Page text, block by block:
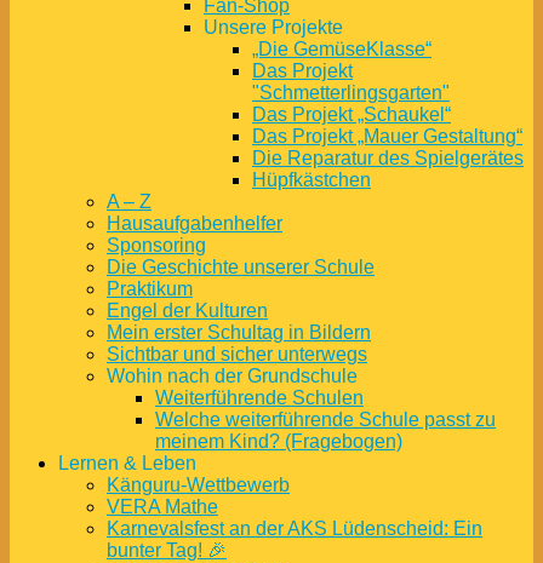
Fan-Shop
Unsere Projekte
„Die GemüseKlasse“
Das Projekt
"Schmetterlingsgarten"
Das Projekt „Schaukel“
Das Projekt „Mauer Gestaltung“
Die Reparatur des Spielgerätes
Hüpfkästchen
A – Z
Hausaufgabenhelfer
Sponsoring
Die Geschichte unserer Schule
Praktikum
Engel der Kulturen
Mein erster Schultag in Bildern
Sichtbar und sicher unterwegs
Wohin nach der Grundschule
Weiterführende Schulen
Welche weiterführende Schule passt zu
meinem Kind? (Fragebogen)
Lernen & Leben
Känguru-Wettbewerb
VERA Mathe
Karnevalsfest an der AKS Lüdenscheid: Ein
bunter Tag! 🎉